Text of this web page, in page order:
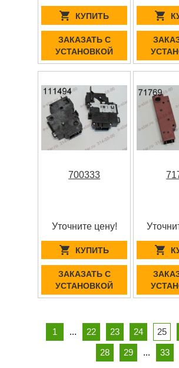
КУПИТЬ
ЗАКАЗАТЬ С
УСТАНОВКОЙ
700333
Уточните цену!
КУПИТЬ
ЗАКАЗАТЬ С
УСТАНОВКОЙ
1 ... 22 23 24 25
28 29 ... 33